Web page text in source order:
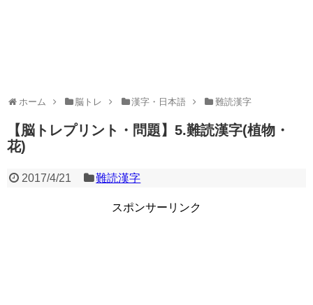
ホーム 脳トレ 漢字・日本語 難読漢字
【脳トレプリント・問題】5.難読漢字(植物・
花)
2017/4/21 難読漢字
スポンサーリンク